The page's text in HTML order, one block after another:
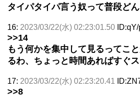
タイパタイパ言う奴って普段ど
16: 2023/03/22(水) 02:23:01.50
>>14
もう何かを集中して見るってこ
るわ、ちょっと時間あればすぐ
17: 2023/03/22(水) 02:23:20.41
>>8